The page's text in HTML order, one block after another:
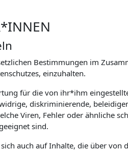
Bestimmungen im
einzuhalten.
für die von ihr*ihm
diskriminierende,
Viren, Fehler oder ähnliche
sind.
auch auf Inhalte, die über